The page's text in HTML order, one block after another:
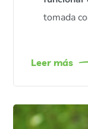
tomada
Leer más